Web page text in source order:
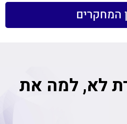
המחקרים
לא, למה את